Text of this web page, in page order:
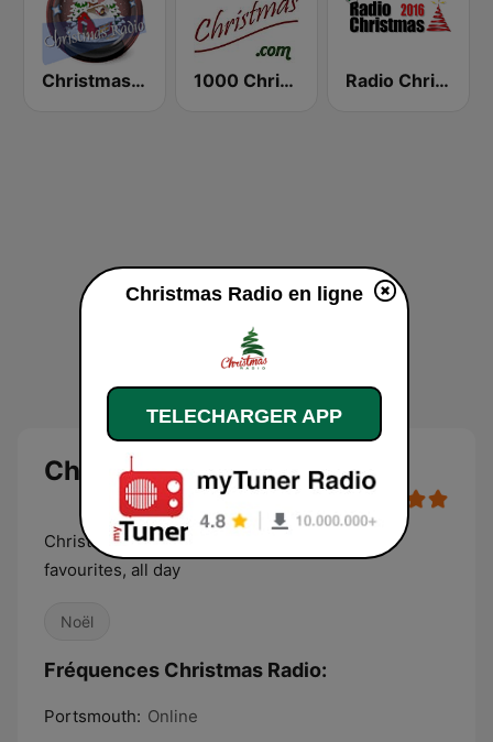
Christmas Radio 1000 Christmas Radio Christmas
Christmas Radio
Christmas Radio - playing all your festive
favourites, all day
Noël
Fréquences Christmas Radio:
Portsmouth: Online
Christmas Radio en ligne
TELECHARGER APP